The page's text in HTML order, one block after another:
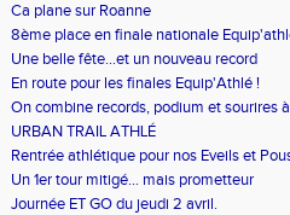
du Cœur.
Ca plane sur Roanne
8ème place en finale nationale
Une belle fête...et un nouveau record
En route pour les finales Equip'Athlé !
On combine records, podium et sourires
URBAN TRAIL ATHLÉ
Rentrée athlétique pour nos Eveils et
Un 1er tour mitigé... mais prometteur
Journée ET GO du jeudi 2 avril.